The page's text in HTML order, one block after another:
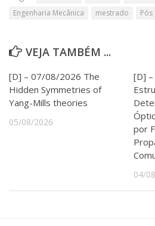
Jornal da USP
Engenharia Mecânica
mestrado
VEJA TAMBÉM ...
[D] – 07/08/2026 The
Hidden Symmetries of
Yang-Mills theories
05/08/2026
[D]
por
04/